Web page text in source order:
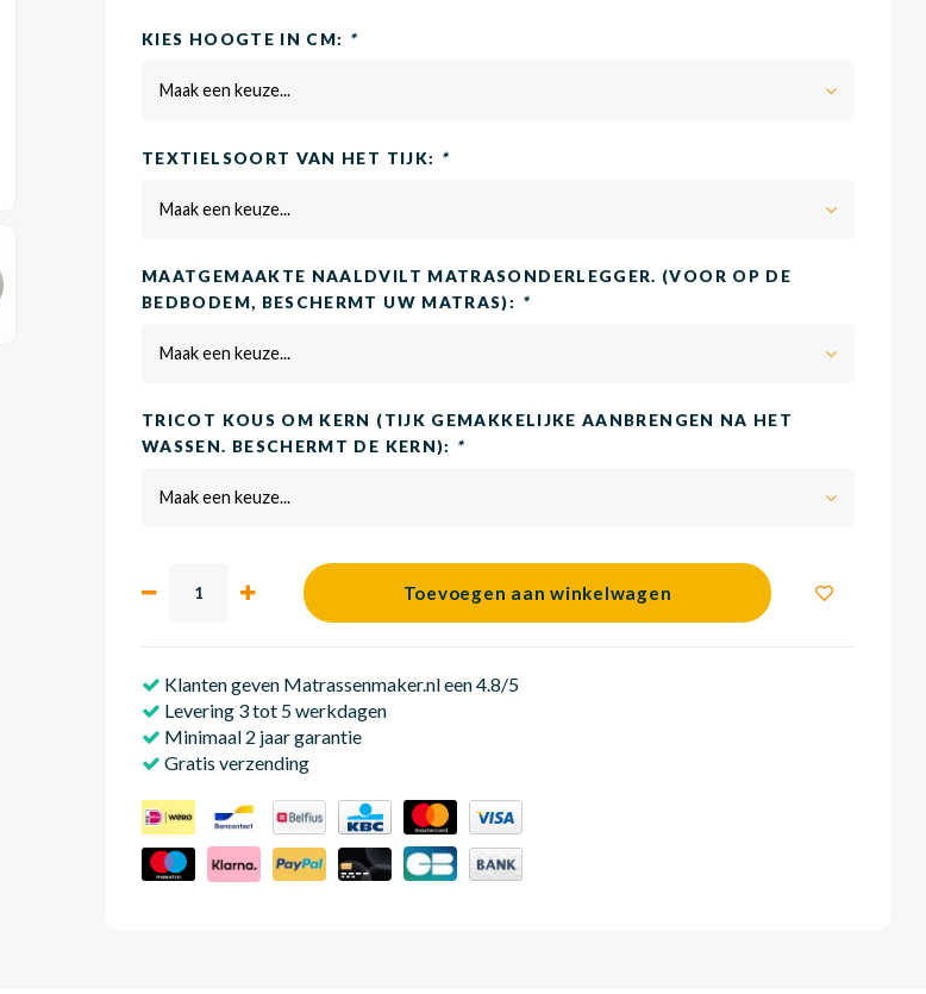
KIES HOOGTE IN CM: *
Maak een keuze...
TEXTIELSOORT VAN HET TIJK: *
Maak een keuze...
MAATGEMAAKTE NAALDVILT MATRASONDERLEGGER. (VOOR OP DE
BEDBODEM, BESCHERMT UW MATRAS): *
Maak een keuze...
TRICOT KOUS OM KERN (TIJK GEMAKKELIJKE AANBRENGEN NA HET
WASSEN. BESCHERMT DE KERN): *
Maak een keuze...
Toevoegen aan winkelwagen
Klanten geven Matrassenmaker.nl een 4.8/5
Levering 3 tot 5 werkdagen
Minimaal 2 jaar garantie
Gratis verzending